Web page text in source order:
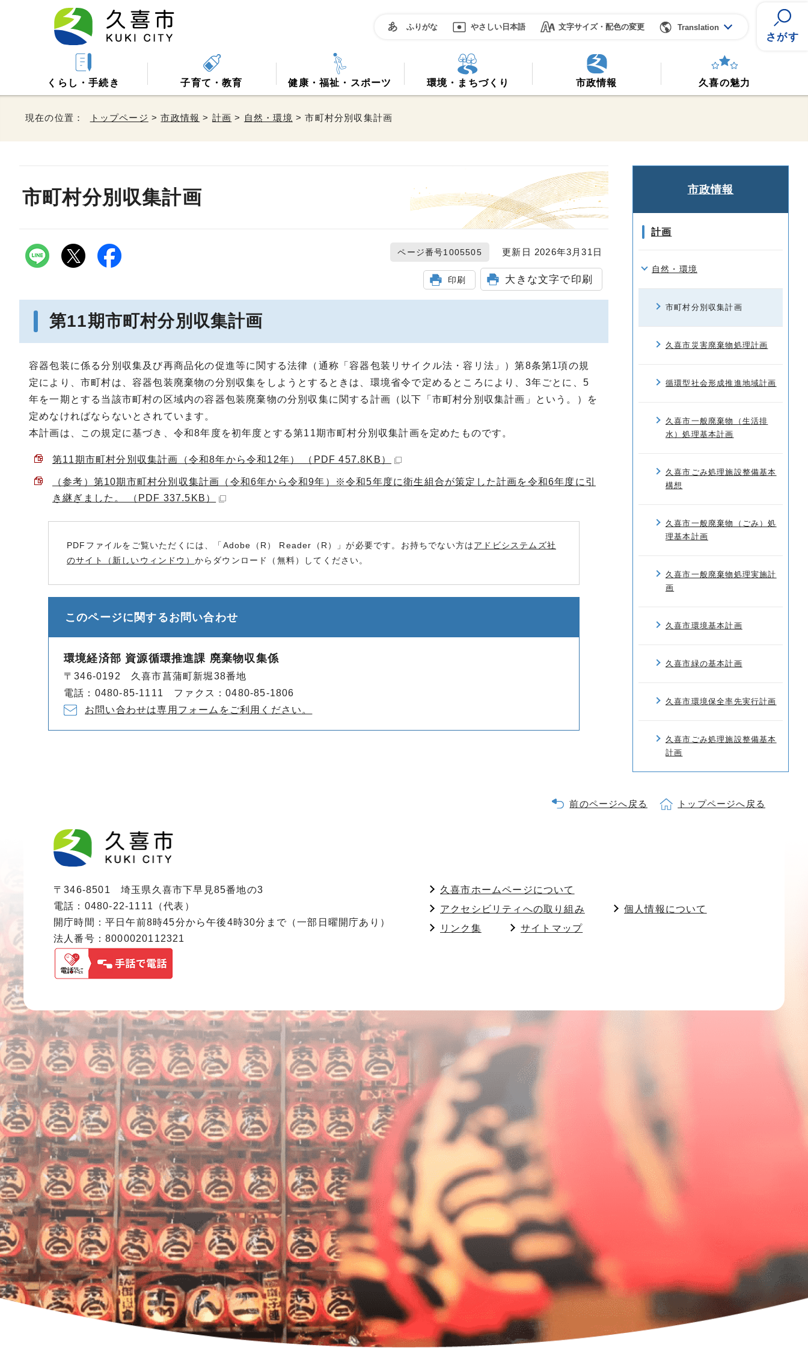
ふりがな やさしい日本語 文字サイズ・配色の変更 Translation
さがす
くらし・手続き 子育て・教育 健康・福祉・スポーツ 環境・まちづくり 市政情報 久喜の魅力
現在の位置： トップページ >市政情報 > 計画 > 自然・環境 > 市町村分別収集計画
市町村分別収集計画
ページ番号1005505 更新日 2026年3月31日
印刷 大きな文字で印刷
第11期市町村分別収集計画
容器包装に係る分別収集及び再商品化の促進等に関する法律（通称「容器包装リサイクル法・容リ法」）第8条第1項の規
定により、市町村は、容器包装廃棄物の分別収集をしようとするときは、環境省令で定めるところにより、3年ごとに、5
年を一期とする当該市町村の区域内の容器包装廃棄物の分別収集に関する計画（以下「市町村分別収集計画」という。）を
定めなければならないとされています。
本計画は、この規定に基づき、令和8年度を初年度とする第11期市町村分別収集計画を定めたものです。
第11期市町村分別収集計画（令和8年から令和12年） （PDF 457.8KB）
（参考）第10期市町村分別収集計画（令和6年から令和9年）※令和5年度に衛生組合が策定した計画を令和6年度に引
き継ぎました。 （PDF 337.5KB）
PDFファイルをご覧いただくには、「Adobe（R） Reader（R）」が必要です。お持ちでない方はアドビシステムズ社
のサイト（新しいウィンドウ） からダウンロード（無料）してください。
このページに関するお問い合わせ
環境経済部 資源循環推進課 廃棄物収集係
〒346-0192 久喜市菖蒲町新堀38番地
電話：0480-85-1111 ファクス：0480-85-1806
お問い合わせは専用フォームをご利用ください。
市政情報
計画
自然・環境
市町村分別収集計画
久喜市災害廃棄物処理計画
循環型社会形成推進地域計画
久喜市一般廃棄物（生活排
水）処理基本計画
久喜市ごみ処理施設整備基本
構想
久喜市一般廃棄物（ごみ）処
理基本計画
久喜市一般廃棄物処理実施計
画
久喜市環境基本計画
久喜市緑の基本計画
久喜市環境保全率先実行計画
久喜市ごみ処理施設整備基本
計画
前のページへ戻る トップページへ戻る
〒346-8501 埼玉県久喜市下早見85番地の3
電話：0480-22-1111（代表）
開庁時間：平日午前8時45分から午後4時30分まで（一部日曜開庁あり）
法人番号：8000020112321
久喜市ホームページについて
アクセシビリティへの取り組み
個人情報について
リンク集
サイトマップ